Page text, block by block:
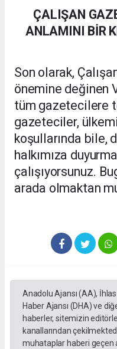
ÇALIŞAN
ANLAMINI BİR
Son olarak,
önemine değinen
tüm gazetecilere
gazeteciler,
koşullarında bile,
halkımıza
çalışıyorsunuz.
arada olmaktan
Anadolu Ajansı (AA),
Haber Ajansı (DHA) ve
haberler, sitemizin
kanallarından
muhataplar haberi geçen